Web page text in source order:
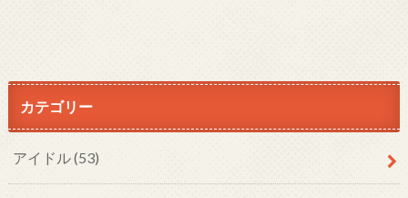
カテゴリー
アイドル(53)